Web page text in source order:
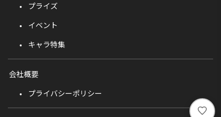
い
プライズ
イベント
キャラ特集
会社概要
プライバシーポリシー